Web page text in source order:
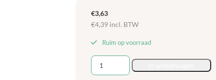
€3,63
€4,39 incl. BTW
Ruim op voorraad
Slabbetje
met